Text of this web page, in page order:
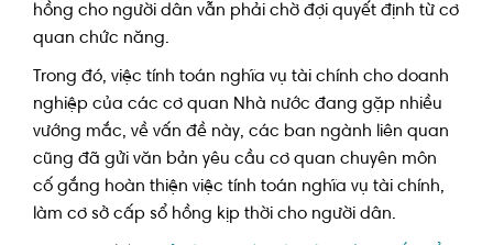
hồng cho người dân vẫn phải chờ đợi quyết định từ cơ
quan chức năng.
Trong đó, việc tính toán nghĩa vụ tài chính cho doanh
nghiệp của các cơ quan Nhà nước đang gặp nhiều
vướng mắc, về vấn đề này, các ban ngành liên quan
cũng đã gửi văn bản yêu cầu cơ quan chuyên môn
cố gắng hoàn thiện việc tính toán nghĩa vụ tài chính,
làm cơ sở cấp sổ hồng kịp thời cho người dân.